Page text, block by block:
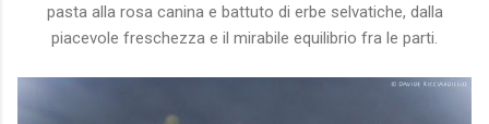
pasta alla rosa canina e battuto di erbe selvatiche, dalla
piacevole freschezza e il mirabile equilibrio fra le parti.